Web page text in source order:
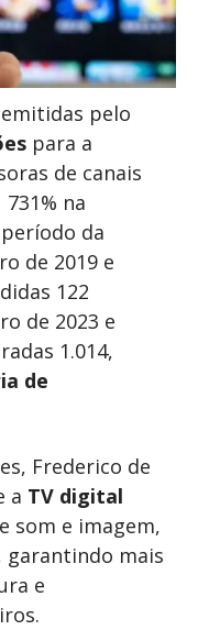
pelo
para a
de canais
na
da
de 2019 e
122
de 2023 e
1.014,
de
Frederico de
a TV digital
som e imagem,
garantindo mais
e